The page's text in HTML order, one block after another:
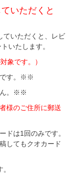
いただくと
ていただくと、レビ
いたします。
象です。）
です。※※
ん。※※
様のご住所に郵送
ドは1回のみです。
してもクオカード